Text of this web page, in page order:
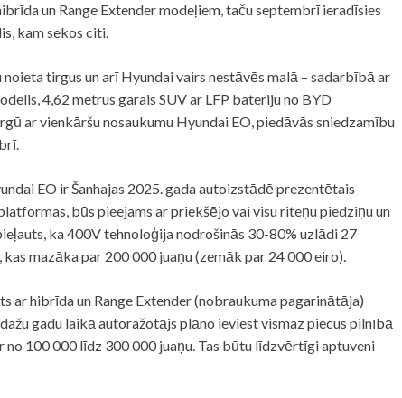
un Range Extender modeļiem, taču septembrī ieradīsies
kam sekos citi.
tirgus un arī Hyundai vairs nestāvēs malā – sadarbībā ar
4,62 metrus garais SUV ar LFP bateriju no BYD
ar vienkāršu nosaukumu Hyundai EO, piedāvās sniedzamību
EO ir Šanhajas 2025. gada autoizstādē prezentētais
būs pieejams ar priekšējo vai visu riteņu piedziņu un
ka 400V tehnoloģija nodrošinās 30-80% uzlādi 27
mazāka par 200 000 juaņu (zemāk par 24 000 eiro).
ar hibrīda un Range Extender (nobraukuma pagarinātāja)
gadu laikā autoražotājs plāno ieviest vismaz piecus pilnībā
no 100 000 līdz 300 000 juaņu. Tas būtu līdzvērtīgi aptuveni